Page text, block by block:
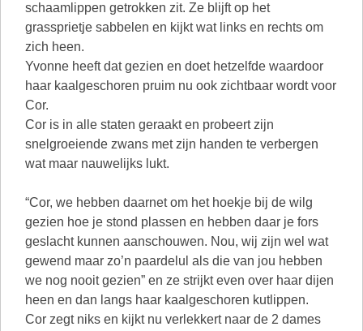
schaamlippen getrokken zit. Ze blijft op het
grassprietje sabbelen en kijkt wat links en rechts om
zich heen.
Yvonne heeft dat gezien en doet hetzelfde waardoor
haar kaalgeschoren pruim nu ook zichtbaar wordt voor
Cor.
Cor is in alle staten geraakt en probeert zijn
snelgroeiende zwans met zijn handen te verbergen
wat maar nauwelijks lukt.
“Cor, we hebben daarnet om het hoekje bij de wilg
gezien hoe je stond plassen en hebben daar je fors
geslacht kunnen aanschouwen. Nou, wij zijn wel wat
gewend maar zo’n paardelul als die van jou hebben
we nog nooit gezien” en ze strijkt even over haar dijen
heen en dan langs haar kaalgeschoren kutlippen.
Cor zegt niks en kijkt nu verlekkert naar de 2 dames